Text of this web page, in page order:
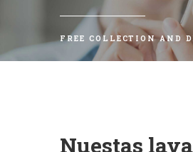
FREE COLLECTION AND
Nuestas